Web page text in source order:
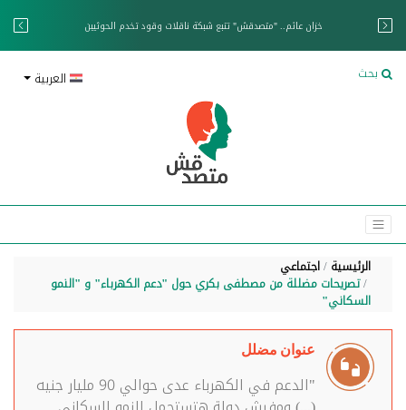
خزان عائم.. "متصدقش" تتبع شبكة ناقلات وقود تخدم الحوثيين
بحث العربية
الرئيسية اجتماعي
تصريحات مضللة من مصطفى بكري حول "دعم الكهرباء" و "النمو
السكاني"
عنوان مضلل
"الدعم في الكهرباء عدى حوالي 90 مليار جنيه